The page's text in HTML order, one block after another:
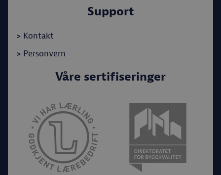
Support
> Kontakt
> Personvern
Våre sertifiseringer